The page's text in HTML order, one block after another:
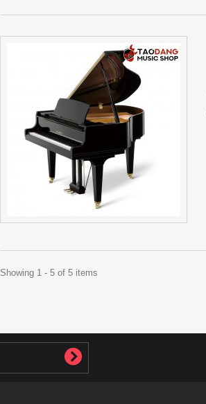
Showing 1 - 5 of 5 items